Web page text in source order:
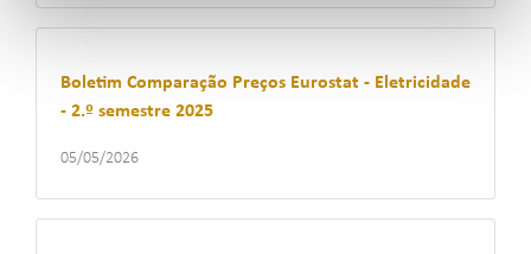
Boletim Comparação Preços Eurostat - Eletricidade
- 2.º semestre 2025
05/05/2026